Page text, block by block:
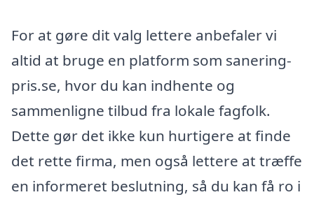
For at gøre dit valg lettere anbefaler vi
altid at bruge en platform som sanering-
pris.se, hvor du kan indhente og
sammenligne tilbud fra lokale fagfolk.
Dette gør det ikke kun hurtigere at finde
det rette firma, men også lettere at træffe
en informeret beslutning, så du kan få ro i